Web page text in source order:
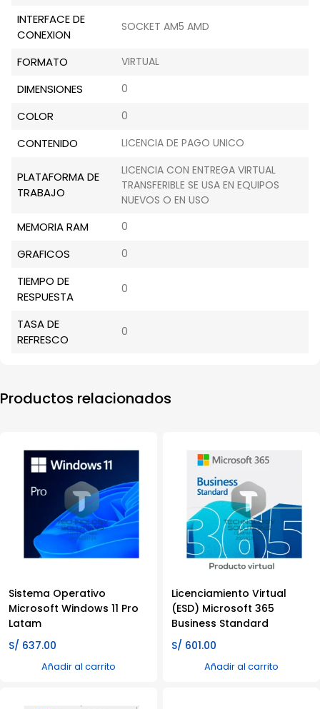
INTERFACE DE
CONEXION
SOCKET AM5 AMD
FORMATO VIRTUAL
DIMENSIONES 0
COLOR 0
CONTENIDO LICENCIA DE PAGO UNICO
PLATAFORMA DE
TRABAJO
LICENCIA CON ENTREGA VIRTUAL
TRANSFERIBLE SE USA EN EQUIPOS
NUEVOS O EN USO
MEMORIA RAM 0
GRAFICOS 0
TIEMPO DE
RESPUESTA
0
TASA DE
REFRESCO
0
Productos relacionados
Sistema Operativo
Microsoft Windows 11 Pro
Latam
S/ 637.00
Añadir al carrito
Licenciamiento Virtual
(ESD) Microsoft 365
Business Standard
S/ 601.00
Añadir al carrito